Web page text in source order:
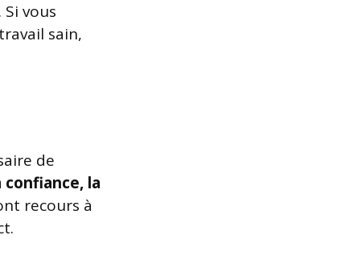
vous
sain,
de
confiance, la
recours à